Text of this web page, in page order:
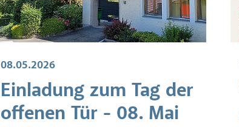
08.05.2026
Einladung zum Tag der
offenen Tür - 08. Mai